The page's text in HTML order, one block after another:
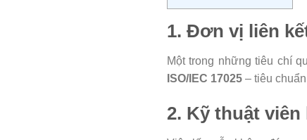
1. Đơn vị liên
Một trong những tiêu chí
ISO/IEC 17025 – tiêu
2. Kỹ thuật viên